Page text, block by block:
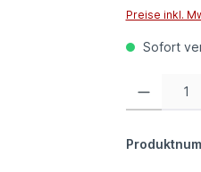
Preise inkl.
Sofort